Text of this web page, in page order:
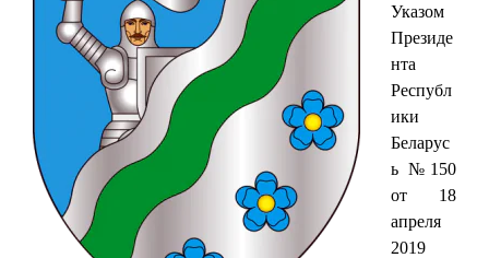
Указом
Президе
нта
Республ
ики
Беларус
ь №150
от 18
апреля
2019